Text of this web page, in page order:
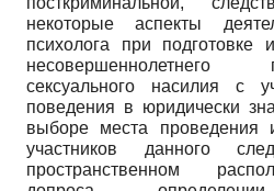
некоторые аспекты
психолога при подготовке
сексуального насилия с
поведения в юридически
выборе места проведения
участников данного
пространственном